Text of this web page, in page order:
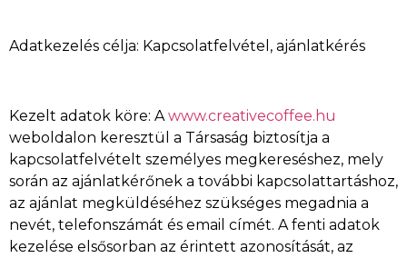
Adatkezelés célja: Kapcsolatfelvétel, ajánlatkérés
Kezelt adatok köre: Awww.creativecoffee.hu
weboldalon keresztül a Társaság biztosítja a
kapcsolatfelvételt személyes megkereséshez, mely
során az ajánlatkérőnek a további kapcsolattartáshoz,
az ajánlat megküldéséhez szükséges megadnia a
nevét, telefonszámát és email címét. A fenti adatok
kezelése elsősorban az érintett azonosítását, az